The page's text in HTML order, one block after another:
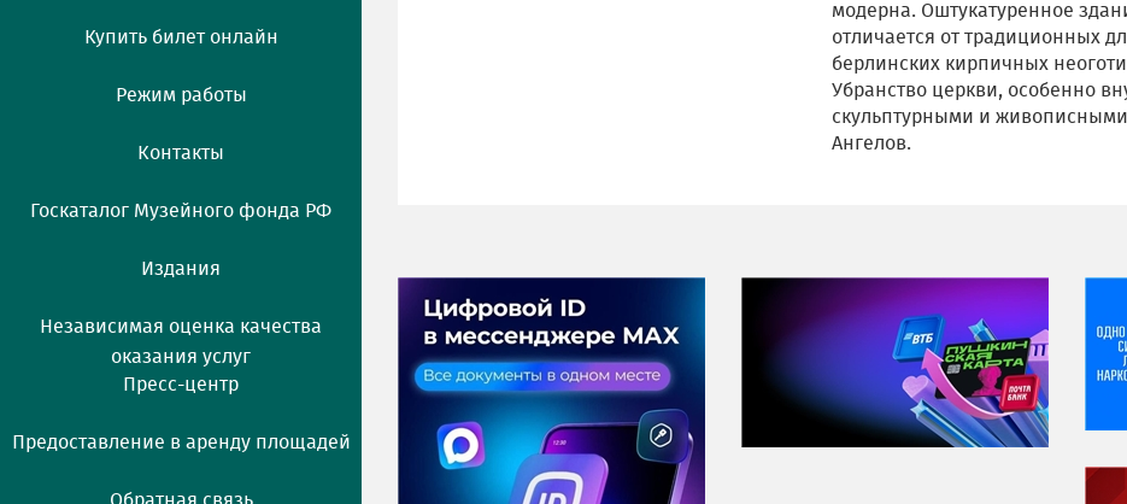
Купить билет онлайн
Режим работы
Контакты
Госкаталог Музейного фонда РФ
Издания
Независимая оценка качества
оказания услуг
Пресс-центр
Предоставление в аренду площадей
модерна. Оштукатуренное
отличается от традиционных
берлинских кирпичных
Убранство церкви, особенно
скульптурными и
Ангелов.